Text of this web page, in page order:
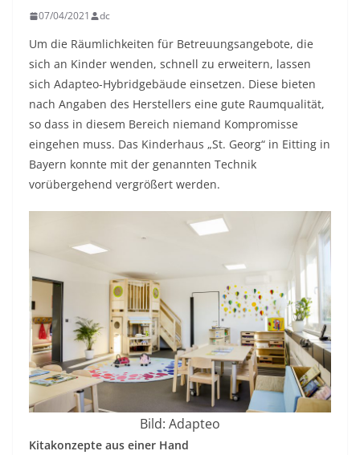
07/04/2021 dc
Um die Räumlichkeiten für Betreuungsangebote, die
sich an Kinder wenden, schnell zu erweitern, lassen
sich Adapteo-Hybridgebäude einsetzen. Diese bieten
nach Angaben des Herstellers eine gute Raumqualität,
so dass in diesem Bereich niemand Kompromisse
eingehen muss. Das Kinderhaus „St. Georg“ in Eitting in
Bayern konnte mit der genannten Technik
vorübergehend vergrößert werden.
Bild: Adapteo
Kitakonzepte aus einer Hand